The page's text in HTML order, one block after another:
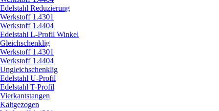
Edelstahl Reduzierung
Werkstoff 1.4301
Werkstoff 1.4404
Edelstahl L-Profil Winkel
Gleichschenklig
Werkstoff 1.4301
Werkstoff 1.4404
Ungleichschenklig
Edelstahl U-Profil
Edelstahl T-Profil
Vierkantstangen
Kaltgezogen